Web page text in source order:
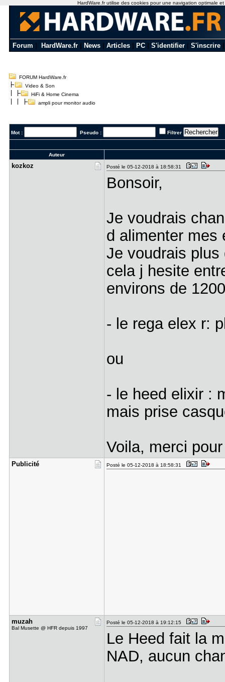
Forum HardWare.fr News Articles PC S'identifier S'inscrire
FORUM HardWare.fr
Video & Son
HiFi & Home Cinema
ampli pour monitor audio
Mot : Pseudo : Filtrer
Auteur
kozkoz Posté le 05-12-2018 à 18:58:31
Bonsoir,
Je voudrais
d alimenter mes
Je voudrais
cela j hesite
environs de
- le rega elex r:
ou
- le heed elixir :
mais prise
Voila, merci
Publicité Posté le 05-12-2018 à 18:58:31
muzah
Bal Musette @ HFR depuis 1997
Posté le 05-12-2018 à 19:12:15
Le Heed fait la
NAD, aucun
HardWare.fr utilise des cookies pour une navigation optimale